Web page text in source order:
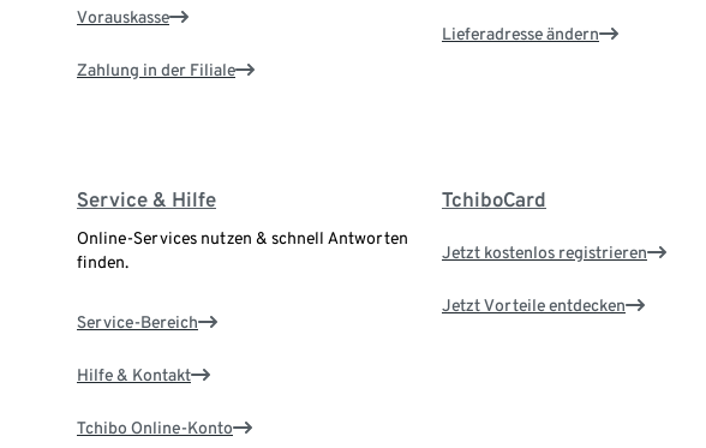
Vorauskasse
Zahlung in der Filiale
Lieferadresse ändern
Service & Hilfe
Online-Services nutzen & schnell Antworten
finden.
Service-Bereich
Hilfe & Kontakt
Tchibo Online-Konto
TchiboCard
Jetzt kostenlos registrieren
Jetzt Vorteile entdecken